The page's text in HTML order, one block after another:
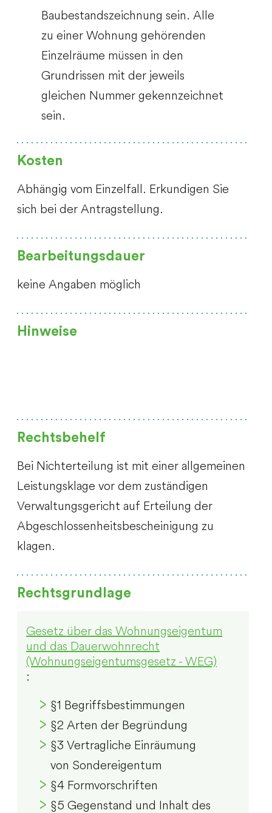
Baubestandszeichnung sein. Alle
zu einer Wohnung gehörenden
Einzelräume müssen in den
Grundrissen mit der jeweils
gleichen Nummer gekennzeichnet
sein.
Kosten
Abhängig vom Einzelfall. Erkundigen Sie
sich bei der Antragstellung.
Bearbeitungsdauer
keine Angaben möglich
Hinweise
Rechtsbehelf
Bei Nichterteilung ist mit einer allgemeinen
Leistungsklage vor dem zuständigen
Verwaltungsgericht auf Erteilung der
Abgeschlossenheitsbescheinigung zu
klagen.
Rechtsgrundlage
Gesetz über das Wohnungseigentum
und das Dauerwohnrecht
(Wohnungseigentumsgesetz - WEG)
:
§1 Begriffsbestimmungen
§2 Arten der Begründung
§3 Vertragliche Einräumung
von Sondereigentum
§4 Formvorschriften
§5 Gegenstand und Inhalt des